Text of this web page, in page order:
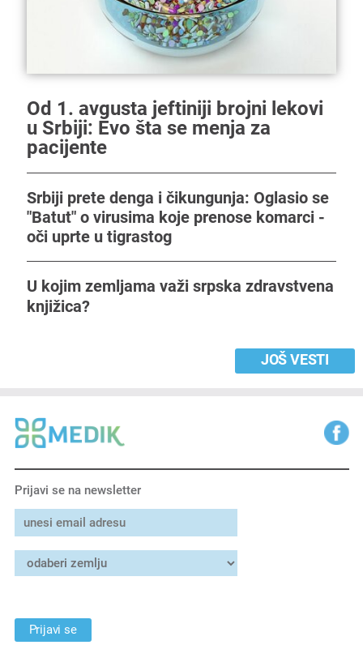
Od 1. avgusta jeftiniji brojni lekovi
u Srbiji: Evo šta se menja za
pacijente
Srbiji prete denga i čikungunja: Oglasio se
"Batut" o virusima koje prenose komarci -
oči uprte u tigrastog
U kojim zemljama važi srpska zdravstvena
knjižica?
JOŠ VESTI
Prijavi se na newsletter
Prijavi se